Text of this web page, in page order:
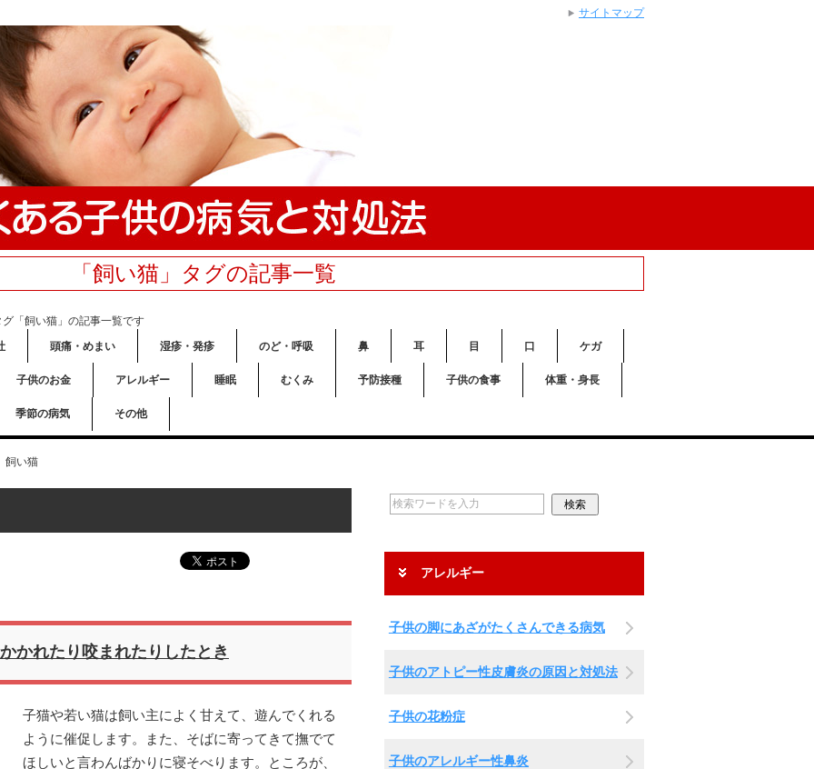
「飼い猫」タグの記事一覧
「飼い猫」の記事一覧です
頭痛・めまい 湿疹・発疹 のど・呼吸 鼻 耳 目 口 ケガ
子供のお金 アレルギー 睡眠 むくみ 予防接種 子供の食事 体重・身長
季節の病気 その他
飼い猫
かれたり咬まれたりしたとき
子猫や若い猫は飼い主によく甘えて、遊んでくれる
ように催促します。また、そばに寄ってきて撫でて
ほしいと言わんばかりに寝そべります。ところが、
アレルギー
子供の脚にあざがたくさんできる病気
子供のアトピー性皮膚炎の原因と対処法
子供の花粉症
子供のアレルギー性鼻炎
サイトマップ